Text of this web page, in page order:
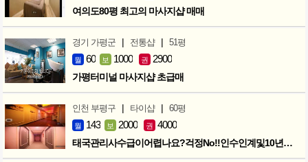
여의도80평 최고의 마사지샵 매매
경기 가평군 | 전통샵 | 51평
월 60 보 1000 권 2900
가평터미널 마사지샵 초급매
인천 부평구 | 타이샵 | 60평
월 143 보 2000 권 4000
태국관리사수급이어렵나요?걱정No!!인수인계및10년노하우 모두승계